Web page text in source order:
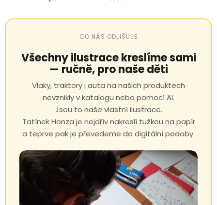
CO NÁS ODLIŠUJE
Všechny ilustrace kreslíme sami
— ručně, pro naše děti
Vlaky, traktory i auta na našich produktech
nevznikly v katalogu nebo pomocí AI.
Jsou to naše vlastní ilustrace.
Tatínek Honza je nejdřív nakreslí tužkou na papír
a teprve pak je převedeme do digitální podoby.